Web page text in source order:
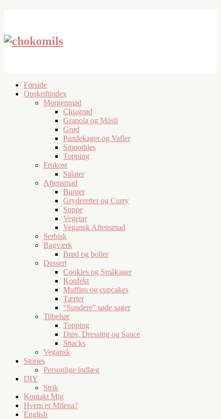
Forside
Opskriftindex
Morgenmad
Chiagrød
Granola og Müsli
Grød
Pandekager og Vafler
Smoothies
Topping
Frokost
Salater
Aftensmad
Burger
Gryderetter og Curry
Suppe
Vegetar
Vegansk Aftensmad
Serbisk
Bagværk
Brød og boller
Dessert
Cookies og Småkager
Konfekt
Muffins og cupcakes
Tærter
“Sundere” søde sager
Tilbehør
Topping
Dips, Dressing og Sauce
Snacks
Vegansk
Stories
Personlige indlæg
DIY
Strik
Kontakt Mig
Hvem er Milena?
English